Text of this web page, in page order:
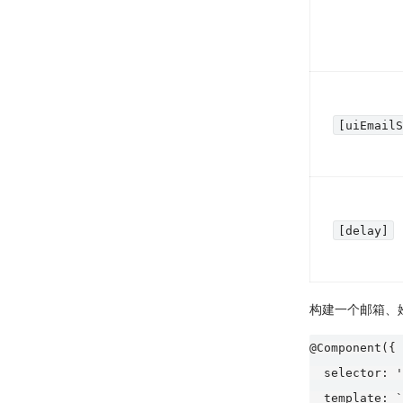
[delay]
构建一个邮箱、
@Component({
selector:
  template: `